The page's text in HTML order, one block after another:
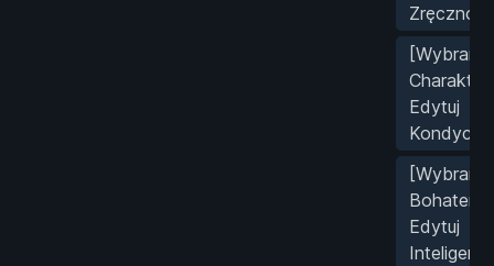
Zręczność
[Wybrany
Charakter]
Edytuj
Kondycję
[Wybrany
Bohater]
Edytuj